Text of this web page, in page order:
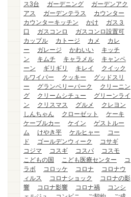
ス3台
ガーデニング
ガーデンアク
アス
ガーデンテラス
カウンター
カウンターキッチン
かけ
ガス３
口
ガスコンロ
ガスコンロ設置可
カップル
カトージ カメ
カレ
ー
ガレージ かわいい
キッチ
ン
キムチ キャラメル
キャンペ
ーン
ギリギリ キレイ
クイック
ルワイパー
クッキー
グッドスリ
ー
グランベリーパーク
クリーニン
グ
クリームシチュー
グリーンライ
ン
クリスマス グルメ
クレヨン
しんちゃん
クローゼット
ケーキ
ケーブルカー
ケイン
ゲストルー
ム
けやき平 ケルヒャー
コー
ド
ゴールデンウィーク
コサギ
コジマ
コスギ コスパ
コスモ
こどもの国
こども医療センター
コ
ラボ
コロッケ コロナ
コロナウ
ィルス
コロナショック
コロナの影
響
コロナ影響 コロナ禍
コンシ